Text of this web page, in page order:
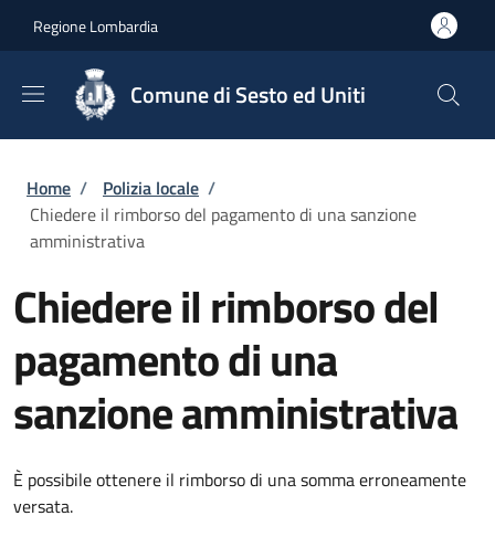
Regione Lombardia
Comune di Sesto ed Uniti
Briciole di pane
Home / Polizia locale /
Chiedere il rimborso del pagamento di una sanzione
amministrativa
Chiedere il rimborso del
pagamento di una
sanzione amministrativa
È possibile ottenere il rimborso di una somma erroneamente
versata.